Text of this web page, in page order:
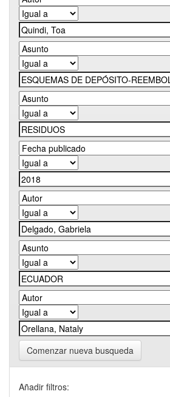
Comenzar nueva busqueda
Añadir filtros: